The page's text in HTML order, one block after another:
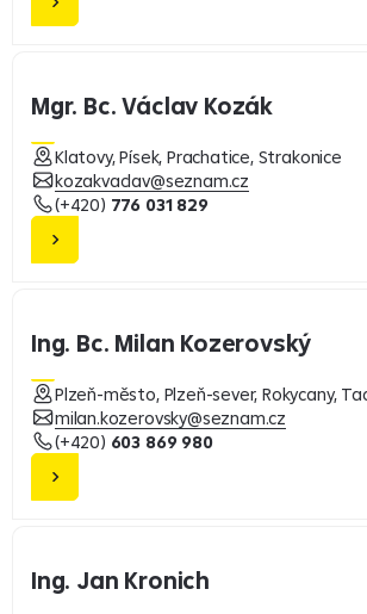
Mgr. Bc. Václav Kozák
Klatovy, Písek, Prachatice, Strakonice
kozakvaclav@seznam.cz
(+420) 776 031 829
Ing. Bc. Milan Kozerovský
Plzeň-město, Plzeň-sever, Rokycany,
milan.kozerovsky@seznam.cz
(+420) 603 869 980
Ing. Jan Kronich